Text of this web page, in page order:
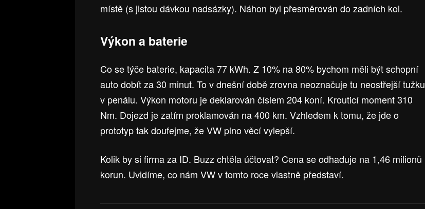
místě (s jistou dávkou nadsázky). Náhon byl přesměrován do zadních kol.
Výkon a baterie
Co se týče baterie, kapacita 77 kWh. Z 10% na 80% bychom měli být schopní
auto dobít za 30 minut. To v dnešní době zrovna neoznačuje tu neostřejší tužku
v penálu. Výkon motoru je deklarován číslem 204 koní. Krouticí moment 310
Nm. Dojezd je zatím proklamován na 400 km. Vzhledem k tomu, že jde o
prototyp tak doufejme, že VW plno věcí vylepší.
Kolik by si firma za ID. Buzz chtěla účtovat? Cena se odhaduje na 1,46 milionů
korun. Uvidíme, co nám VW v tomto roce vlastně představí.